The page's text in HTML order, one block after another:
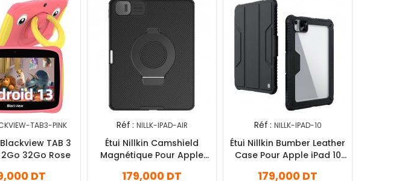
TAB3-PINK
TAB 3
Kids Wifi 2Go 32Go Rose
DT
Réf : NILLK-IPAD-AIR
Étui Nillkin Camshield
Magnétique Pour Apple
179,000 DT
Réf : NILLK-IPAD-10
Étui Nillkin Bumber Leather
Case Pour Apple iPad 10
179,000 DT